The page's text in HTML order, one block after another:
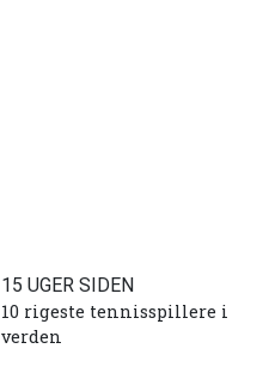
15 UGER SIDEN
10 rigeste tennisspillere i
verden